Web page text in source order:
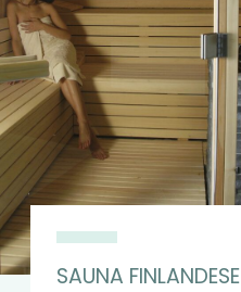
SAUNA FINLANDESE